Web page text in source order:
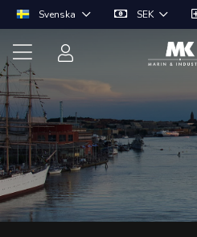
Svenska SEK